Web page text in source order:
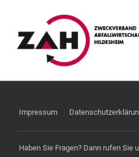
Impressum
Haben Sie Fragen? Dann rufen Sie